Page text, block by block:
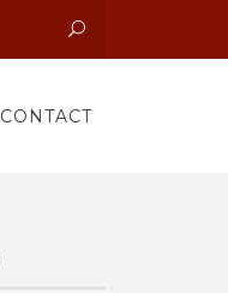
CONTACT